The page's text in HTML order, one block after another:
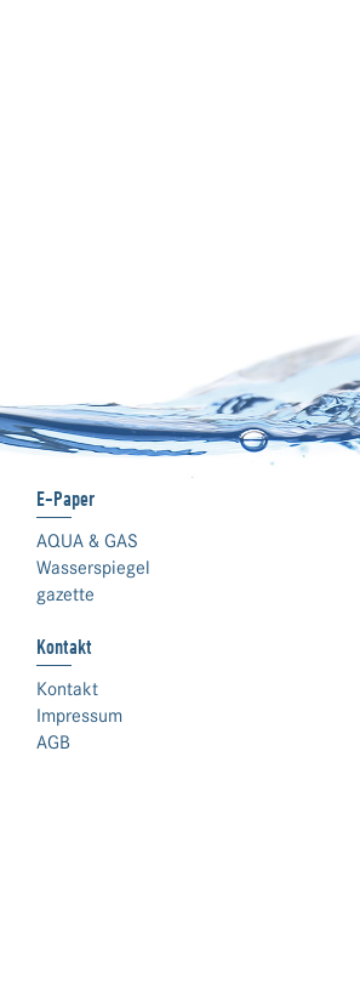
E-Paper
AQUA & GAS
Wasserspiegel
gazette
Kontakt
Kontakt
Impressum
AGB